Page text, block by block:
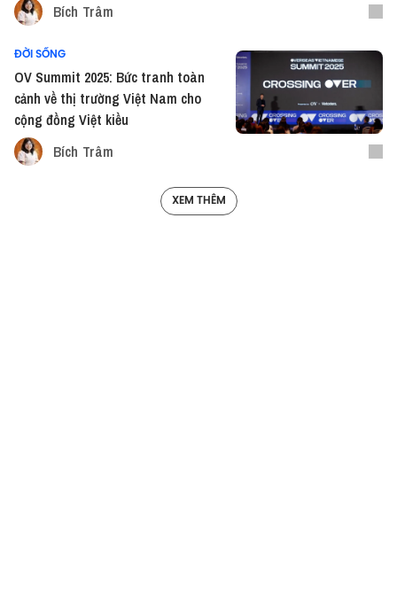
Bích Trâm
ĐỜI SỐNG
OV Summit 2025: Bức tranh toàn
cảnh về thị trường Việt Nam cho
cộng đồng Việt kiều
Bích Trâm
XEM THÊM